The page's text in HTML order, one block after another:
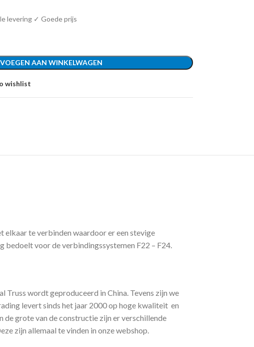
levering ✓ Goede prijs
AAN WINKELWAGEN
wishlist
elkaar te verbinden waardoor er een stevige
bedoelt voor de verbindingssystemen F22 – F24.
wordt geproduceerd in China. Tevens zijn we
levert sinds het jaar 2000 op hoge kwaliteit en
de grote van de constructie zijn er verschillende
zijn allemaal te vinden in onze webshop.